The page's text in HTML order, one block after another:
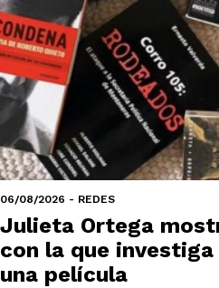
06/08/2026 - REDES
Julieta Ortega
con la que
una película